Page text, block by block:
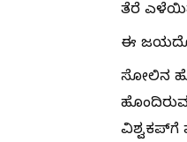
ತೆರೆ
ಈ
ಸೋಲಿನ
ವಿಶ್ವಕಪ್‌ಗೆ